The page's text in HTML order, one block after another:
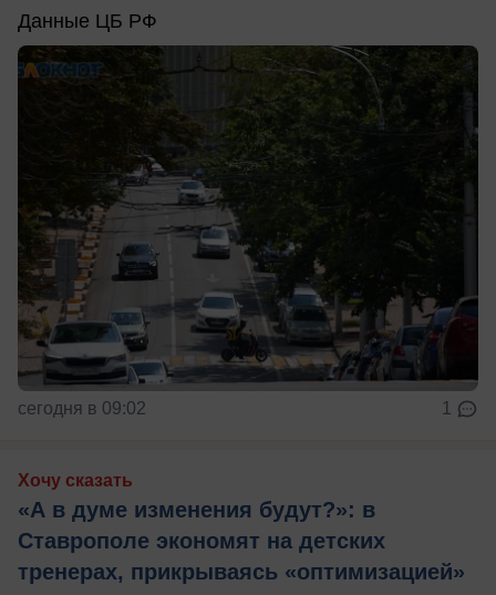
Данные ЦБ РФ
сегодня в 09:02 1
Хочу сказать
«А в думе изменения будут?»: в
Ставрополе экономят на детских
тренерах, прикрываясь «оптимизацией»